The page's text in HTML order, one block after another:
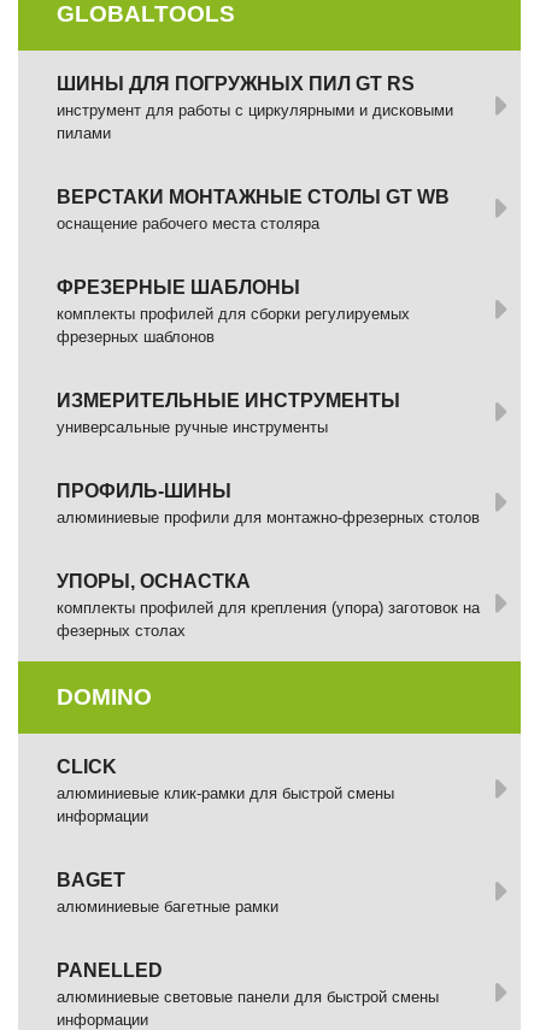
GLOBALTOOLS
ШИНЫ ДЛЯ ПОГРУЖНЫХ ПИЛ GT RS
инструмент для работы с циркулярными и дисковыми
пилами
ВЕРСТАКИ МОНТАЖНЫЕ СТОЛЫ GT WB
оснащение рабочего места столяра
ФРЕЗЕРНЫЕ ШАБЛОНЫ
комплекты профилей для сборки регулируемых
фрезерных шаблонов
ИЗМЕРИТЕЛЬНЫЕ ИНСТРУМЕНТЫ
универсальные ручные инструменты
ПРОФИЛЬ-ШИНЫ
алюминиевые профили для монтажно-фрезерных столов
УПОРЫ, ОСНАСТКА
комплекты профилей для крепления (упора) заготовок на
фезерных столах
DOMINO
СLICK
алюминиевые клик-рамки для быстрой смены
информации
BAGET
алюминиевые багетные рамки
PANELLED
алюминиевые световые панели для быстрой смены
информации